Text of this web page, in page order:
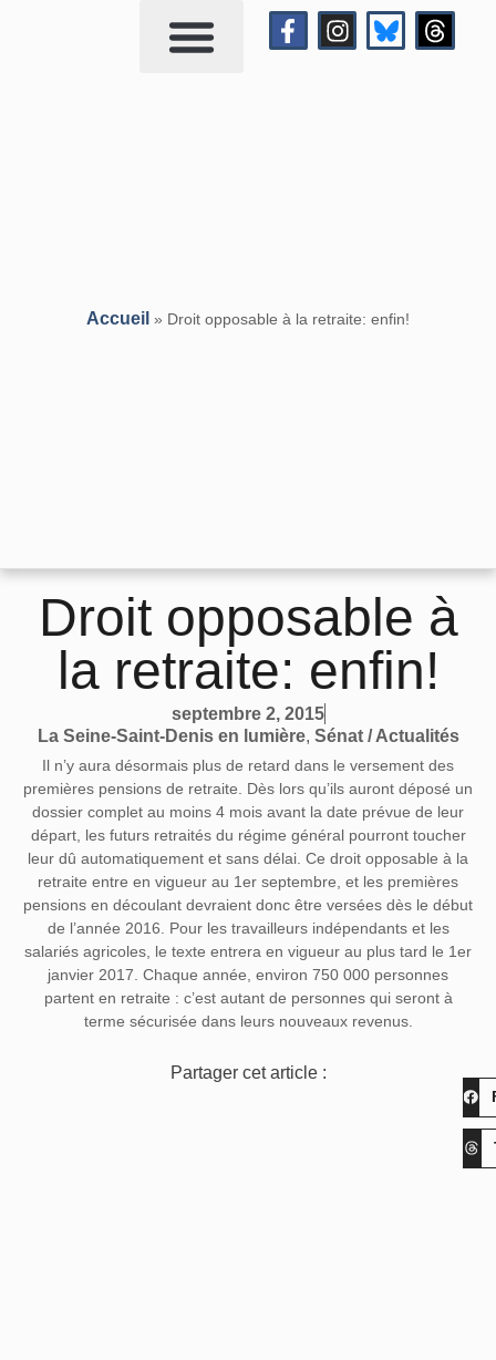
Accueil » Droit opposable à la retraite: enfin!
Droit opposable à
la retraite: enfin!
septembre 2, 2015
La Seine-Saint-Denis en lumière, Sénat / Actualités
Il n’y aura désormais plus de retard dans le versement des
premières pensions de retraite. Dès lors qu’ils auront déposé un
dossier complet au moins 4 mois avant la date prévue de leur
départ, les futurs retraités du régime général pourront toucher
leur dû automatiquement et sans délai. Ce droit opposable à la
retraite entre en vigueur au 1er septembre, et les premières
pensions en découlant devraient donc être versées dès le début
de l’année 2016. Pour les travailleurs indépendants et les
salariés agricoles, le texte entrera en vigueur au plus tard le 1er
janvier 2017. Chaque année, environ 750 000 personnes
partent en retraite : c’est autant de personnes qui seront à
terme sécurisée dans leurs nouveaux revenus.
Partager cet article :